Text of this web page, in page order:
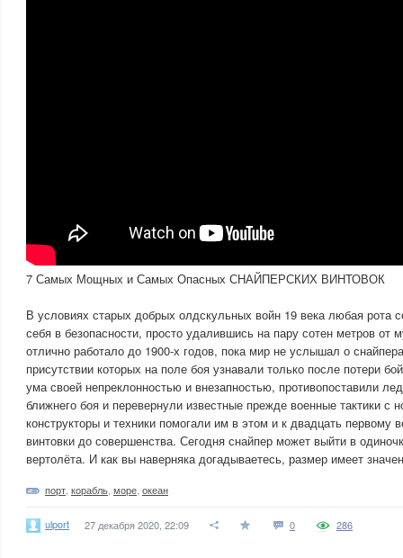
7 Самых Мощных и Самых Опасных СНАЙПЕРСКИХ ВИНТОВОК
В условиях старых добрых олдскульных войн 19 века любая рота
себя в безопасности, просто удалившись на пару сотен метров от
отлично работало до 1900-х годов, пока мир не услышал о
присутствии которых на поле боя узнавали только после потери
ума своей непреклонностью и внезапностью, противопоставили
ближнего боя и перевернули известные прежде военные тактики с
конструкторы и техники помогали им в этом и к двадцать первому
винтовки до совершенства. Сегодня снайпер может выйти в
вертолёта. И как вы наверняка догадываетесь, размер имеет
порт корабль море океан
ulport 27 декабря 2020, 22:09 0 286